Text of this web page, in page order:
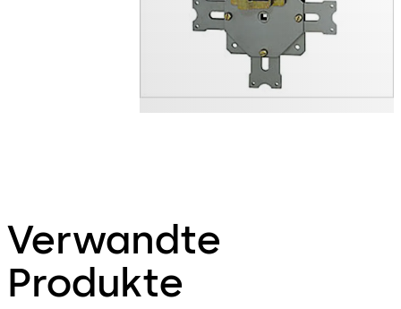
Verwandte
Produkte